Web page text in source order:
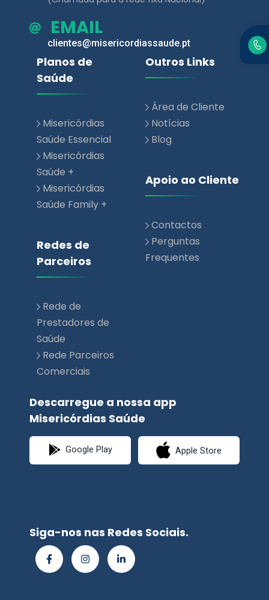
Saúde
Misericórdias
Saúde Essencial
Saúde +
Misericórdias
Saúde Family +
Redes de
Parceiros
Rede de
Prestadores de
Rede Parceiros
Comerciais
Área de Cliente
Notícias
Apoio ao Cliente
Contactos
Perguntas
Descarregue a nossa app
Misericórdias Saúde
Google Play Apple Store
© Misericórdias